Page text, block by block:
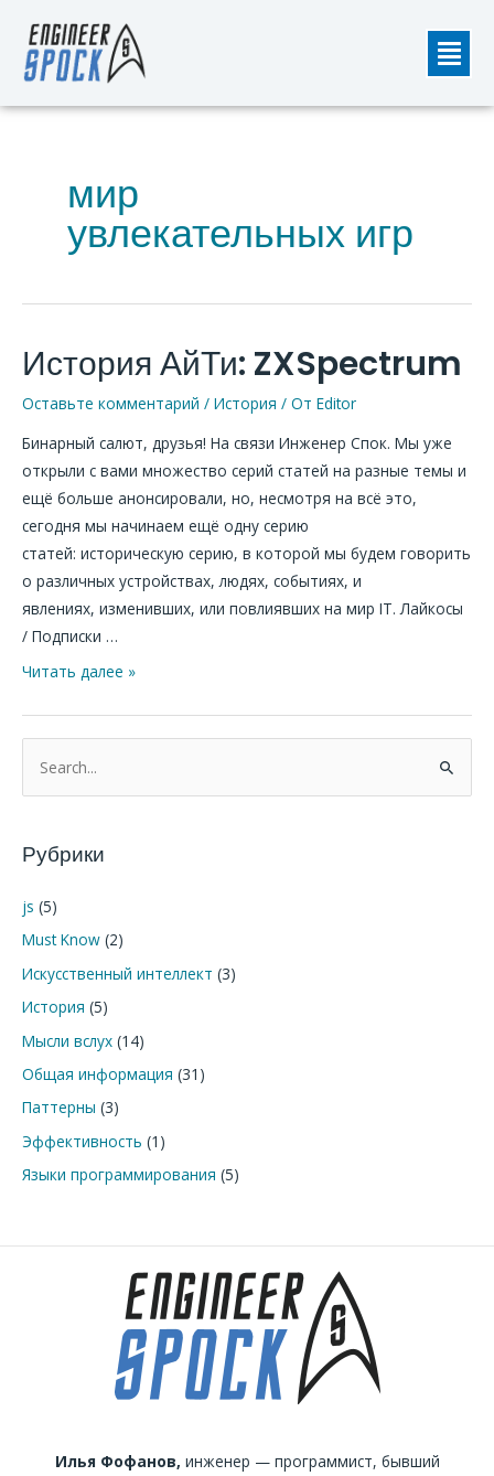
содержимому
мир
увлекательных игр
История АйТи: ZXSpectrum
Оставьте комментарий / История / От Editor
Бинарный салют, друзья! На связи Инженер Спок. Мы уже
открыли с вами множество серий статей на разные темы и
ещё больше анонсировали, но, несмотря на всё это,
сегодня мы начинаем ещё одну серию
статей: историческую серию, в которой мы будем говорить
о различных устройствах, людях, событиях, и
явлениях, изменивших, или повлиявших на мир IT. Лайкосы
/ Подписки …
История
АйТи:
ZXSpectrum
Читать далее »
о
с
:
Рубрики
js (5)
Must Know (2)
Искусственный интеллект (3)
История (5)
Мысли вслух (14)
Общая информация (31)
Паттерны (3)
Эффективность (1)
Языки программирования (5)
Илья Фофанов, инженер — программист, бывший